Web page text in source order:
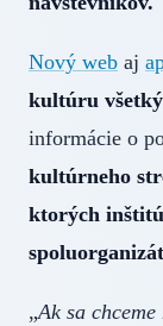
Nový web aj
kultúru
informácie o
kultúrneho
ktorých
„Ak sa